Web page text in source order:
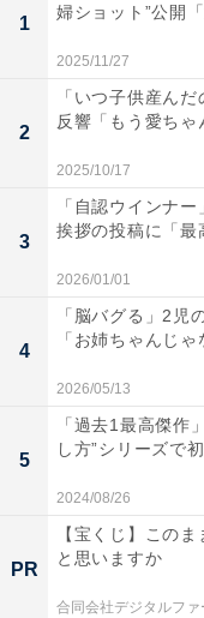
1
婦ショット”公開
2025/11/27
2
「いつ子供産ん
反響「もう愛ち
2025/10/17
3
「自認ウインナ
挨拶の投稿に「最
2026/01/01
4
「脳バグる」2児
「お姉ちゃんじ
2026/05/13
5
「過去1最高傑作
し方”シリーズで
2024/08/26
PR
【宝くじ】この
と思いますか
合同会社デジタルファ